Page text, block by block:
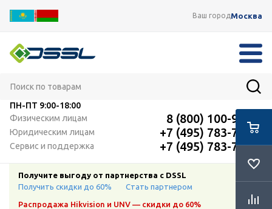
Ваш городМосква
ПН-ПТ 9:00-18:00
Физическим лицам
8 (800) 100-91-12
Юридическим лицам +7 (495) 783-72-87
Сервис и поддержка +7 (495) 783-72-87
Получите выгоду от партнерства с DSSL
Получить скидки до 60%
Стать партнером
Распродажа Hikvision и UNV — скидки до 60%